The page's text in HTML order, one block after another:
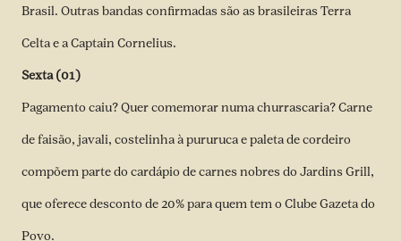
Brasil. Outras bandas confirmadas são as brasileiras Terra
Celta e a Captain Cornelius.
Sexta (01)
Pagamento caiu? Quer comemorar numa churrascaria? Carne
de faisão, javali, costelinha à pururuca e paleta de cordeiro
compõem parte do cardápio de carnes nobres do Jardins Grill,
que oferece desconto de 20% para quem tem o Clube Gazeta do
Povo.